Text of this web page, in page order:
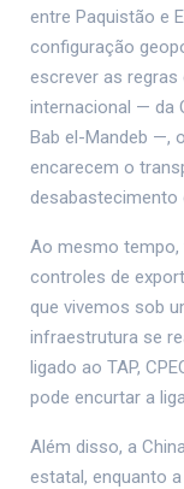
entre Paquistão e
configuração
escrever as
internacional — da
Bab el-Mandeb —,
encarecem o
desabastecimento
Ao mesmo tempo,
controles de
que vivemos sob
infraestrutura se
ligado ao TAP,
pode encurtar a
Além disso, a
estatal, enquanto